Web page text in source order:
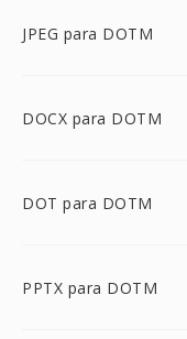
JPEG para DOTM
DOCX para DOTM
DOT para DOTM
PPTX para DOTM